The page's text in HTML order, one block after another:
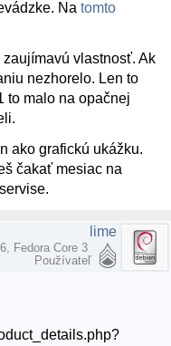
Natomto
vlastnosť. Ak
nezhorelo. Len to
to malo na opačnej
ako grafickú ukážku.
čakať mesiac na
lime
Fedora Core 3
Používateľ